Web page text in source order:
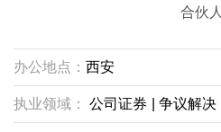
合伙人
办公地点： 西安
执业领域： 公司证券 争议解决